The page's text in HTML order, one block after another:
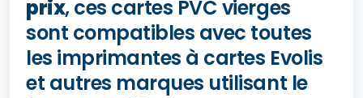
prix, ces cartes PVC vierges
sont compatibles avec toutes
les imprimantes à cartes Evolis
et autres marques utilisant le